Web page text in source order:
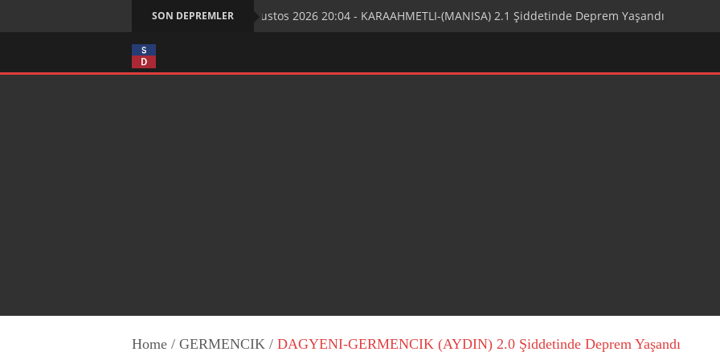
SON DEPREMLER7 Ağustos 2026 20:04 - KARAAHMETLI-(MANISA) 2.1 Şiddetinde Deprem Yaşandı
Home / GERMENCIK / DAGYENI-GERMENCIK (AYDIN) 2.0 Şiddetinde Deprem Yaşandı